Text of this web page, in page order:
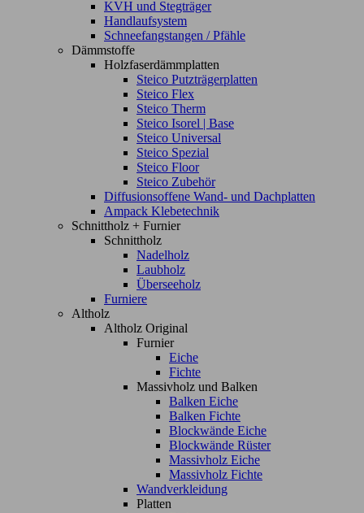
KVH und Stegträger
Handlaufsystem
Schneefangstangen / Pfähle
Dämmstoffe
Holzfaserdämmplatten
Steico Putzträgerplatten
Steico Flex
Steico Therm
Steico Isorel | Base
Steico Universal
Steico Spezial
Steico Floor
Steico Zubehör
Diffusionsoffene Wand- und Dachplatten
Ampack Klebetechnik
Schnittholz + Furnier
Schnittholz
Nadelholz
Laubholz
Überseeholz
Furniere
Altholz
Altholz Original
Furnier
Eiche
Fichte
Massivholz und Balken
Balken Eiche
Balken Fichte
Blockwände Eiche
Blockwände Rüster
Massivholz Eiche
Massivholz Fichte
Wandverkleidung
Platten